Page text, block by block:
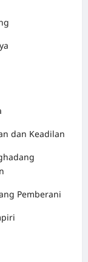
dan Keadilan
Pemberani